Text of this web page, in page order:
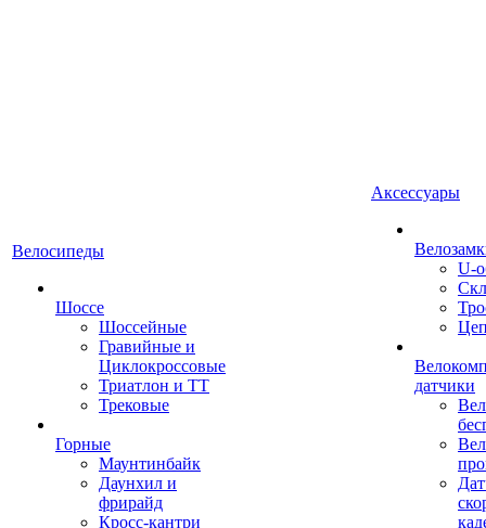
Велосипеды
Шоссе
Шоссейные
Гравийные и
Циклокроссовые
Триатлон и ТТ
Трековые
Горные
Маунтинбайк
Даунхил и
фрирайд
Кросс-кантри
Аксессуары
U-
датчики